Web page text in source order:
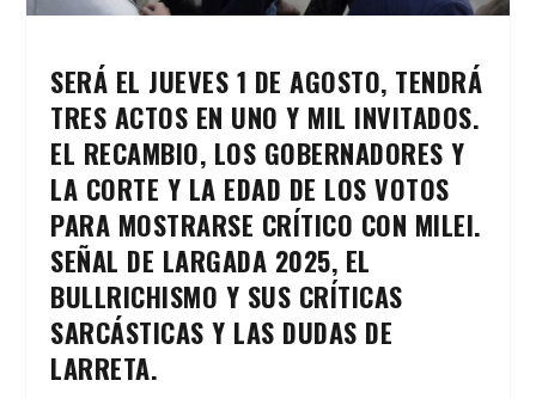
SERÁ EL JUEVES 1 DE AGOSTO, TENDRÁ
TRES ACTOS EN UNO Y MIL INVITADOS.
EL RECAMBIO, LOS GOBERNADORES Y
LA CORTE Y LA EDAD DE LOS VOTOS
PARA MOSTRARSE CRÍTICO CON MILEI.
SEÑAL DE LARGADA 2025, EL
BULLRICHISMO Y SUS CRÍTICAS
SARCÁSTICAS Y LAS DUDAS DE
LARRETA.